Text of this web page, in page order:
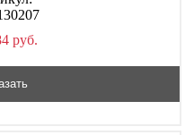
руб.